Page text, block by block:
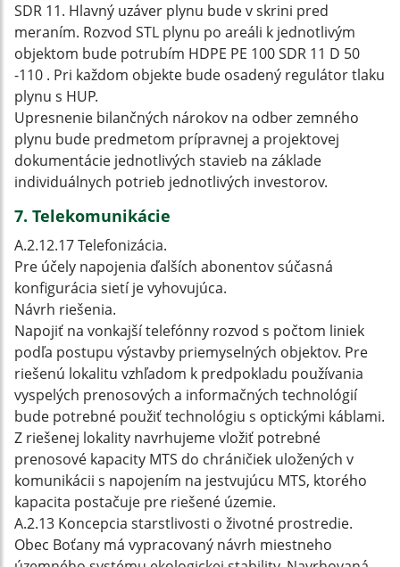
SDR 11. Hlavný uzáver plynu bude v skrini pred
meraním. Rozvod STL plynu po areáli k jednotlivým
objektom bude potrubím HDPE PE 100 SDR 11 D 50
-110 . Pri každom objekte bude osadený regulátor tlaku
plynu s HUP.
Upresnenie bilančných nárokov na odber zemného
plynu bude predmetom prípravnej a projektovej
dokumentácie jednotlivých stavieb na základe
individuálnych potrieb jednotlivých investorov.
7. Telekomunikácie
A.2.12.17 Telefonizácia.
Pre účely napojenia ďalších abonentov súčasná
konfigurácia sietí je vyhovujúca.
Návrh riešenia.
Napojiť na vonkajší telefónny rozvod s počtom liniek
podľa postupu výstavby priemyselných objektov. Pre
riešenú lokalitu vzhľadom k predpokladu používania
vyspelých prenosových a informačných technológií
bude potrebné použiť technológiu s optickými káblami.
Z riešenej lokality navrhujeme vložiť potrebné
prenosové kapacity MTS do chráničiek uložených v
komunikácii s napojením na jestvujúcu MTS, ktorého
kapacita postačuje pre riešené územie.
A.2.13 Koncepcia starstlivosti o životné prostredie.
Obec Boťany má vypracovaný návrh miestneho